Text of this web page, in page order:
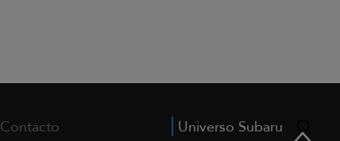
Contacto Universo Subaru